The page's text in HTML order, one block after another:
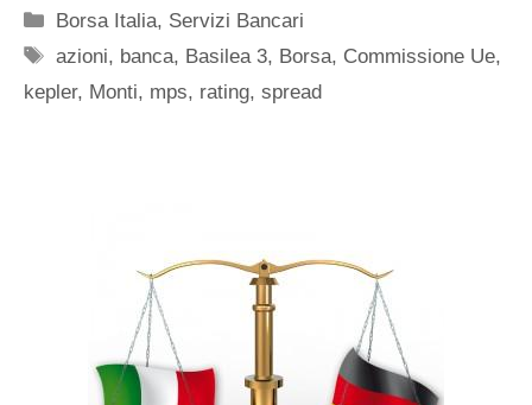
Categorie
Borsa Italia, Servizi Bancari
Tag
azioni, banca, Basilea 3, Borsa, Commissione Ue,
kepler, Monti, mps, rating, spread